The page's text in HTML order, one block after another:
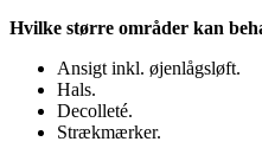
Hvilke større områder kan
Ansigt inkl. øjenlågsløft.
Hals.
Decolleté.
Strækmærker.